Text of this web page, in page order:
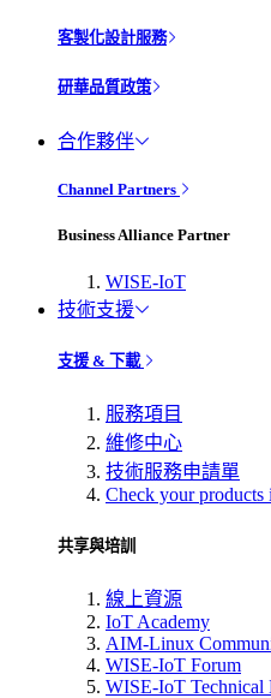
客製化設計服務
研華品質政策
合作夥伴
Channel Partners
Business Alliance Partner
WISE-IoT
技術支援
支援 & 下載
服務項目
維修中心
技術服務申請單
Check your products
共享與培訓
線上資源
IoT Academy
AIM-Linux
WISE-IoT Forum
WISE-IoT Technical